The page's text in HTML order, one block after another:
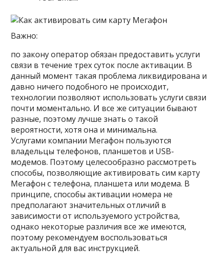
Важно:
по закону оператор обязан предоставить услуги
связи в течение трех суток после активации. В
данный момент такая проблема ликвидирована и
давно ничего подобного не происходит,
технологии позволяют использовать услуги связи
почти моментально. И все же ситуации бывают
разные, поэтому лучше знать о такой
вероятности, хотя она и минимальна.
Услугами компании Мегафон пользуются
владельцы телефонов, планшетов и USB-
модемов. Поэтому целесообразно рассмотреть
способы, позволяющие активировать сим карту
Мегафон с телефона, планшета или модема. В
принципе, способы активации номера не
предполагают значительных отличий в
зависимости от используемого устройства,
однако некоторые различия все же имеются,
поэтому рекомендуем воспользоваться
актуальной для вас инструкцией.